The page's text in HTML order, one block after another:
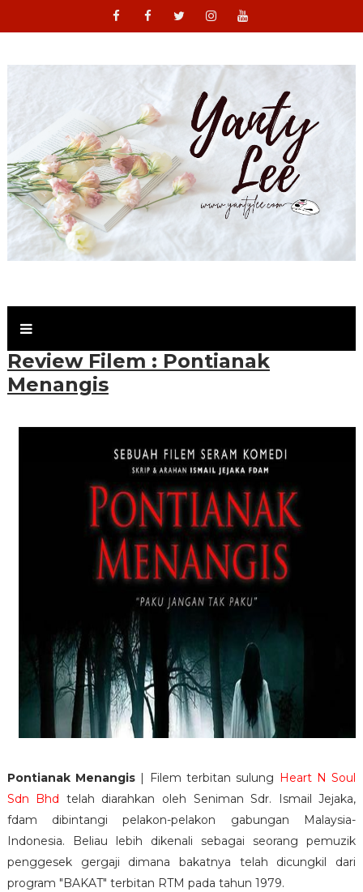
Review Filem : Pontianak
Menangis
Pontianak Menangis | Filem terbitan sulung Heart N Soul
Sdn Bhd telah diarahkan oleh Seniman Sdr. Ismail Jejaka,
fdam dibintangi pelakon-pelakon gabungan Malaysia-
Indonesia. Beliau lebih dikenali sebagai seorang pemuzik
penggesek gergaji dimana bakatnya telah dicungkil dari
program "BAKAT" terbitan RTM pada tahun 1979.